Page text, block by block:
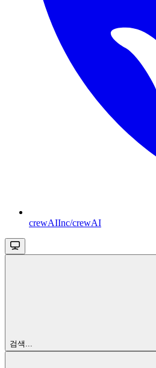
crewAIInc/crewAI
검색...